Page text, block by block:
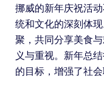
挪威的新年庆祝活
统和文化的深刻体
聚，共同分享美食
义与重视。新年总
的目标，增强了社会